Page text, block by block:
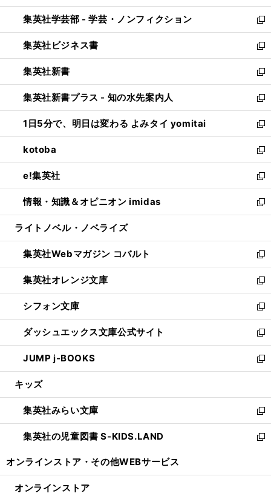
開
く
ウ
で
開
く
ン
ド
ウ
で
開
く
ウ
ィ
ン
ド
ウ
で
開
く
集英社学芸部 - 学芸・ノンフィクション
新
し
い
ウ
ィ
ン
ド
ウ
で
開
く
集英社ビジネス書
新
し
い
ウ
ィ
ン
ド
ウ
で
開
く
集英社新書
新
し
い
ウ
ィ
ン
ド
ウ
で
開
く
集英社新書プラス - 知の水先案内人
新
し
い
ウ
ィ
ン
ド
ウ
で
開
1日5分で、明日は変わる よみタイ yomitai
新
し
い
ウ
ィ
ン
ド
ウ
開
く
kotoba
新
し
い
ウ
ィ
ン
ウ
で
開
く
e!集英社
新
し
い
ウ
ン
ド
ウ
で
開
く
情報・知識＆オピニオン imidas
新
し
ウ
ィ
ン
ド
ウ
で
開
く
ライトノベル・ノベライズ
集英社Webマガジン コバルト
新
し
い
ウ
ィ
ン
ド
ウ
で
開
集英社オレンジ文庫
新
し
い
ウ
ィ
ン
ド
ウ
開
く
シフォン文庫
新
し
い
ウ
ィ
ン
ウ
で
開
く
ダッシュエックス文庫公式サイト
新
し
い
ウ
ン
ド
ウ
で
JUMP j-BOOKS
新
し
ウ
ィ
ン
ド
開
キッズ
集英社みらい文庫
新
し
い
ン
集英社の児童図書 S-KIDS.LAND
新
ウ
オンラインストア・ その他WEBサービス
オンラインストア